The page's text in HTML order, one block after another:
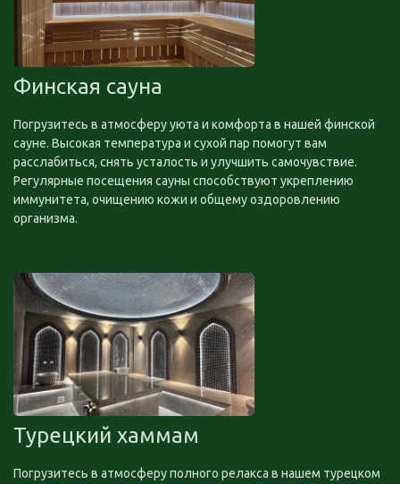
Финская сауна
Погрузитесь в атмосферу уюта и комфорта в нашей финской
сауне. Высокая температура и сухой пар помогут вам
расслабиться, снять усталость и улучшить самочувствие.
Регулярные посещения сауны способствуют укреплению
иммунитета, очищению кожи и общему оздоровлению
организма.
Турецкий хаммам
Погрузитесь в атмосферу полного релакса в нашем турецком